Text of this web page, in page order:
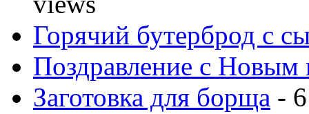
Горячий бутерброд с
Поздравление с Новым
Заготовка для борща -